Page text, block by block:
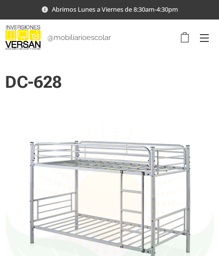
Abrimos Lunes a Viernes de 8:30am-4:30pm
@mobiliarioescolar
DC-628